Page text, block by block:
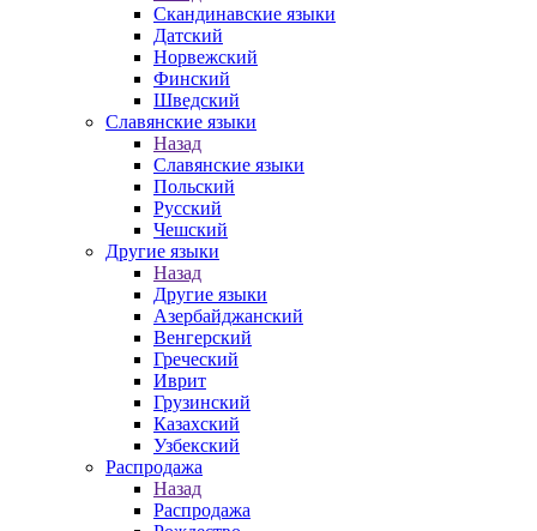
Скандинавские языки
Датский
Норвежский
Финский
Шведский
Славянские языки
Назад
Славянские языки
Польский
Русский
Чешский
Другие языки
Назад
Другие языки
Азербайджанский
Венгерский
Греческий
Иврит
Грузинский
Казахский
Узбекский
Распродажа
Назад
Распродажа